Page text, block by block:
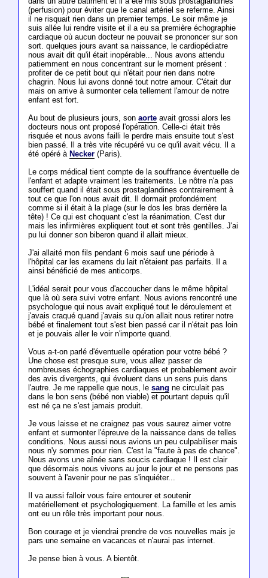
(perfusion) pour éviter que le canal artériel se referme. Ainsi
il ne risquait rien dans un premier temps. Le soir même je
suis allée lui rendre visite et il a eu sa première échographie
cardiaque où aucun docteur ne pouvait se prononcer sur son
sort. quelques jours avant sa naissance, le cardiopédiatre
nous avait dit qu'il était inopérable... Nous avons attendu
patiemment en nous concentrant sur le moment présent :
profiter de ce petit bout qui n'était pour rien dans notre
chagrin. Nous lui avons donné tout notre amour. C'était dur
mais on arrive à surmonter cela tellement l'amour de notre
enfant est fort.
Au bout de plusieurs jours, son aorteavait grossi alors les
docteurs nous ont proposé l'opération. Celle-ci était très
risquée et nous avons failli le perdre mais ensuite tout s'est
bien passé. Il a très vite récupéré vu ce qu'il avait vécu. Il a
été opéré à Necker(Paris).
Le corps médical tient compte de la souffrance éventuelle de
l'enfant et adapte vraiment les traitements. Le nôtre n'a pas
souffert quand il était sous prostaglandines contrairement à
tout ce que l'on nous avait dit. Il dormait profondément
comme si il était à la plage (sur le dos les bras derrière la
tête) ! Ce qui est choquant c'est la réanimation. C'est dur
mais les infirmières expliquent tout et sont très gentilles. J'ai
pu lui donner son biberon quand il allait mieux.
J'ai allaité mon fils pendant 6 mois sauf une période à
l'hôpital car les examens du lait n'étaient pas parfaits. Il a
ainsi bénéficié de mes anticorps.
L'idéal serait pour vous d'accoucher dans le même hôpital
que là où sera suivi votre enfant. Nous avions rencontré une
psychologue qui nous avait expliqué tout le déroulement et
j'avais craqué quand j'avais su qu'on allait nous retirer notre
bébé et finalement tout s'est bien passé car il n'était pas loin
et je pouvais aller le voir n'importe quand.
Vous a-t-on parlé d'éventuelle opération pour votre bébé ?
Une chose est presque sure, vous allez passer de
nombreuses échographies cardiaques et probablement avoir
des avis divergents, qui évoluent dans un sens puis dans
l'autre. Je me rappelle que nous, le sang ne circulait pas
dans le bon sens (bébé non viable) et pourtant depuis qu'il
est né ça ne s'est jamais produit.
Je vous laisse et ne craignez pas vous saurez aimer votre
enfant et surmonter l'épreuve de la naissance dans de telles
conditions. Nous aussi nous avions un peu culpabiliser mais
nous n'y sommes pour rien. C'est la "faute à pas de chance".
Nous avons une aînée sans soucis cardiaque ! Il est clair
que désormais nous vivons au jour le jour et ne pensons pas
souvent à l'avenir pour ne pas s'inquiéter...
Il va aussi falloir vous faire entourer et soutenir
matériellement et psychologiquement. La famille et les amis
ont eu un rôle très important pour nous.
Bon courage et je viendrai prendre de vos nouvelles mais je
pars une semaine en vacances et n'aurai pas internet.
Je pense bien à vous. A bientôt.